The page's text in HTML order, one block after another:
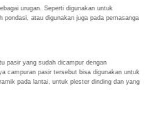
urugan. Seperti digunakan untuk
pondasi, atau digunakan juga pada pemasanga
pasir yang sudah dicampur dengan
campuran pasir tersebut bisa digunakan untuk
pada lantai, untuk plester dinding dan yang